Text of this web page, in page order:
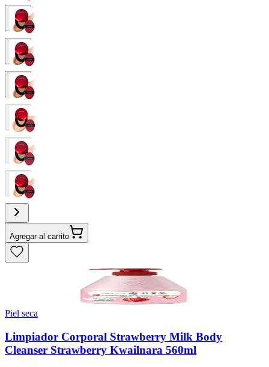
Agregar al carrito
Piel seca
Limpiador Corporal Strawberry Milk Body
Cleanser Strawberry Kwailnara 560ml